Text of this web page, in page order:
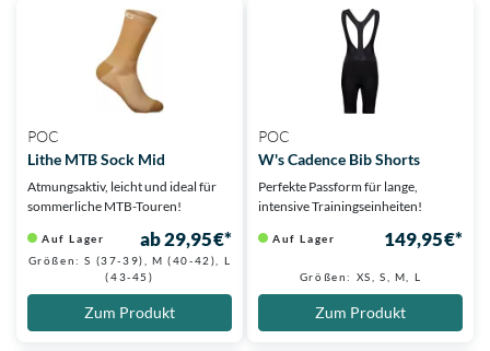
POC
Lithe MTB Sock Mid
Atmungsaktiv, leicht und ideal für
sommerliche MTB-Touren!
Auf Lager ab 29,95 €*
Größen: S (37-39), M (40-42), L
(43-45)
Zum Produkt
POC
W's Cadence Bib Shorts
Perfekte Passform für lange,
intensive Trainingseinheiten!
Auf Lager 149,95 €*
Größen: XS, S, M, L
Zum Produkt